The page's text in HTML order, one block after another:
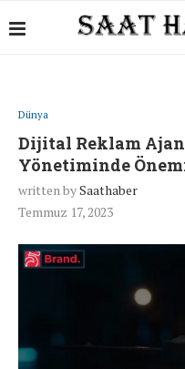
Dünya
Dijital Reklam
Yönetiminde
written bySaathaber
Temmuz 17, 2023